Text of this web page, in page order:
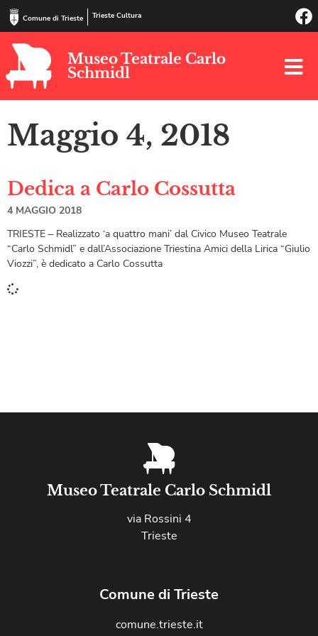
Comune di Trieste Trieste Cultura
Museo Teatrale Carlo
Schmidl
Maggio 4, 2018
Dedica a Carlo Cossutta
4 MAGGIO 2018
TRIESTE – Realizzato ‘a quattro mani’ dal Civico Museo Teatrale
“Carlo Schmidl” e dall’Associazione Triestina Amici della Lirica “Giulio
Viozzi”, è dedicato a Carlo Cossutta
Museo Teatrale Carlo Schmidl
via Rossini 4
Trieste
Comune di Trieste
comune.trieste.it